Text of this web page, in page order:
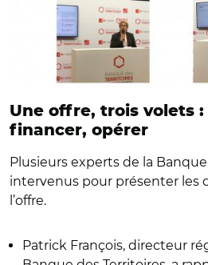
Une offre, trois volets :
financer, opérer
Plusieurs experts de la
intervenus pour présenter les
l’offre.
Patrick François, directeur